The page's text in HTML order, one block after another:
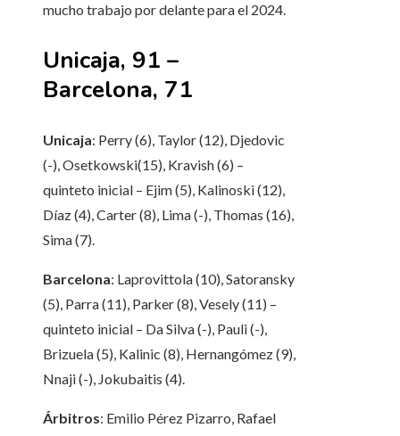
mucho trabajo por delante para el 2024.
Unicaja, 91 –
Barcelona, 71
Unicaja: Perry (6), Taylor (12), Djedovic
(-), Osetkowski(15), Kravish (6) –
quinteto inicial – Ejim (5), Kalinoski (12),
Díaz (4), Carter (8), Lima (-), Thomas (16),
Sima (7).
Barcelona: Laprovittola (10), Satoransky
(5), Parra (11), Parker (8), Vesely (11) –
quinteto inicial – Da Silva (-), Pauli (-),
Brizuela (5), Kalinic (8), Hernangómez (9),
Nnaji (-), Jokubaitis (4).
Árbitros: Emilio Pérez Pizarro, Rafael